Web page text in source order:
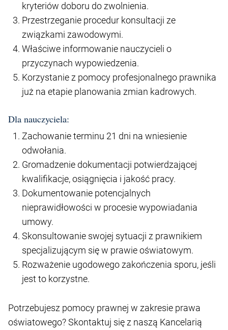
kryteriów doboru do zwolnienia.
Przestrzeganie procedur konsultacji ze
związkami zawodowymi.
Właściwe informowanie nauczycieli o
przyczynach wypowiedzenia.
Korzystanie z pomocy profesjonalnego prawnika
już na etapie planowania zmian kadrowych.
Dla nauczyciela:
Zachowanie terminu 21 dni na wniesienie
odwołania.
Gromadzenie dokumentacji potwierdzającej
kwalifikacje, osiągnięcia i jakość pracy.
Dokumentowanie potencjalnych
nieprawidłowości w procesie wypowiadania
umowy.
Skonsultowanie swojej sytuacji z prawnikiem
specjalizującym się w prawie oświatowym.
Rozważenie ugodowego zakończenia sporu, jeśli
jest to korzystne.
Potrzebujesz pomocy prawnej w zakresie prawa
oświatowego? Skontaktuj się z naszą Kancelarią